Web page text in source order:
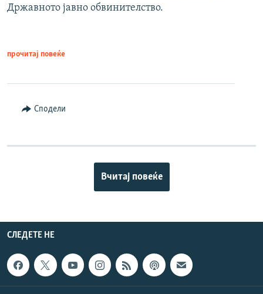
Државното јавно обвинителство.
прочитај повеќе
Сподели
Вчитај повеќе
СЛЕДЕТЕ НЕ